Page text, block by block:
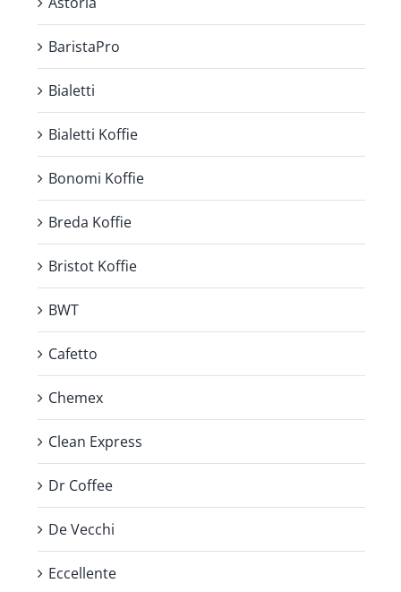
BaristaPro
Bialetti
Bialetti Koffie
Bonomi Koffie
Breda Koffie
Bristot Koffie
BWT
Cafetto
Chemex
Clean Express
Dr Coffee
De Vecchi
Eccellente